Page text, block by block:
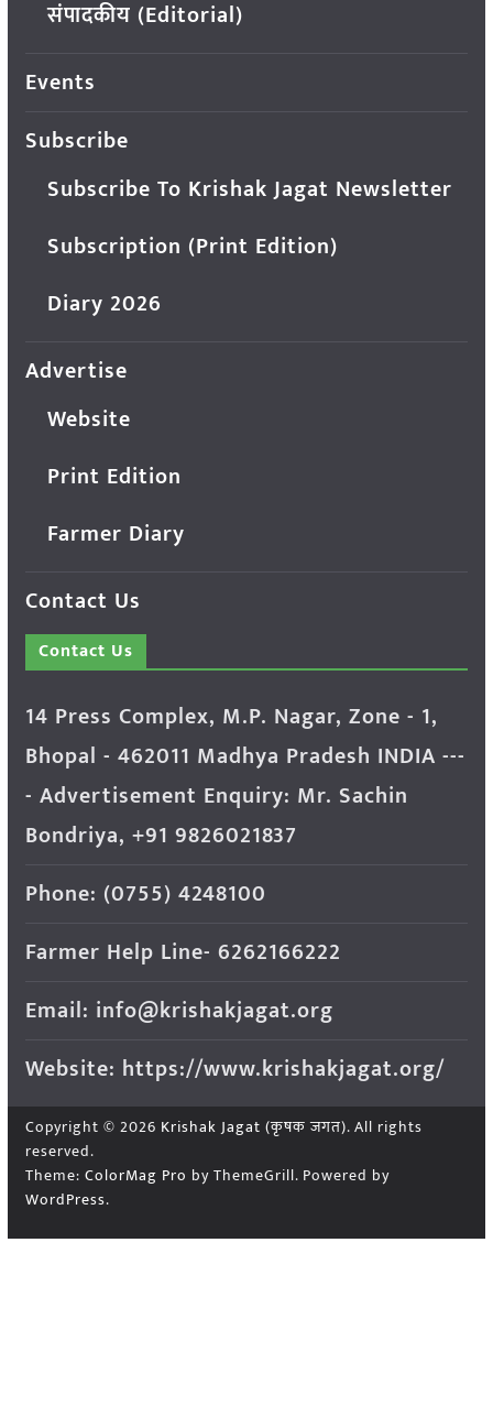
संपादकीय (Editorial)
Events
Subscribe
Subscribe To Krishak Jagat Newsletter
Subscription (Print Edition)
Diary 2026
Advertise
Website
Print Edition
Farmer Diary
Contact Us
Contact Us
14 Press Complex, M.P. Nagar, Zone - 1,
Bhopal - 462011 Madhya Pradesh INDIA ---
- Advertisement Enquiry: Mr. Sachin
Bondriya, +91 9826021837
Phone: (0755) 4248100
Farmer Help Line- 6262166222
Email: info@krishakjagat.org
Website: https://www.krishakjagat.org/
Copyright © 2026 Krishak Jagat (कृषक जगत). All rights
reserved.
Theme: ColorMag Pro by ThemeGrill. Powered by
WordPress.